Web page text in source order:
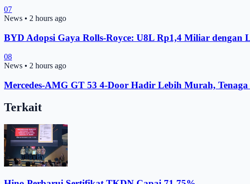
07
News • 2 hours ago
BYD Adopsi Gaya Rolls-Royce: U8L Rp1,4 Miliar dengan
08
News • 2 hours ago
Mercedes-AMG GT 53 4-Door Hadir Lebih Murah,
Terkait